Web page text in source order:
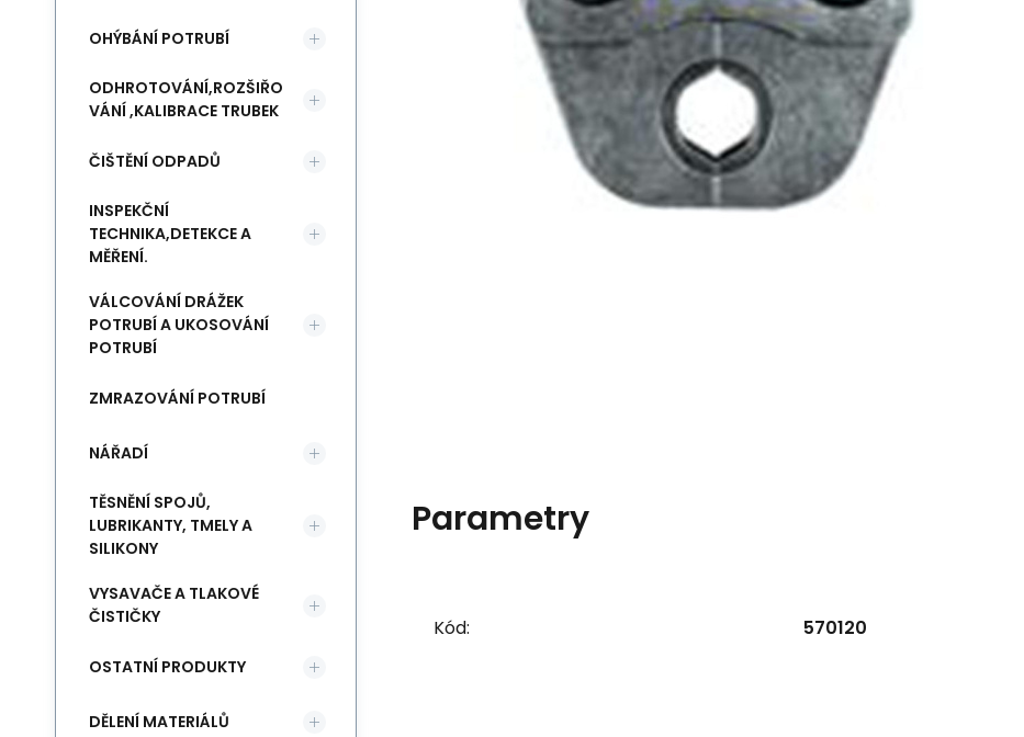
Parametry
Kód: 570120
OHÝBÁNÍ POTRUBÍ
ODHROTOVÁNÍ,ROZŠIŘO
VÁNÍ ,KALIBRACE TRUBEK
ČIŠTĚNÍ ODPADŮ
INSPEKČNÍ
TECHNIKA,DETEKCE A
MĚŘENÍ.
VÁLCOVÁNÍ DRÁŽEK
POTRUBÍ A UKOSOVÁNÍ
POTRUBÍ
ZMRAZOVÁNÍ POTRUBÍ
NÁŘADÍ
TĚSNĚNÍ SPOJŮ,
LUBRIKANTY, TMELY A
SILIKONY
VYSAVAČE A TLAKOVÉ
ČISTIČKY
OSTATNÍ PRODUKTY
DĚLENÍ MATERIÁLŮ